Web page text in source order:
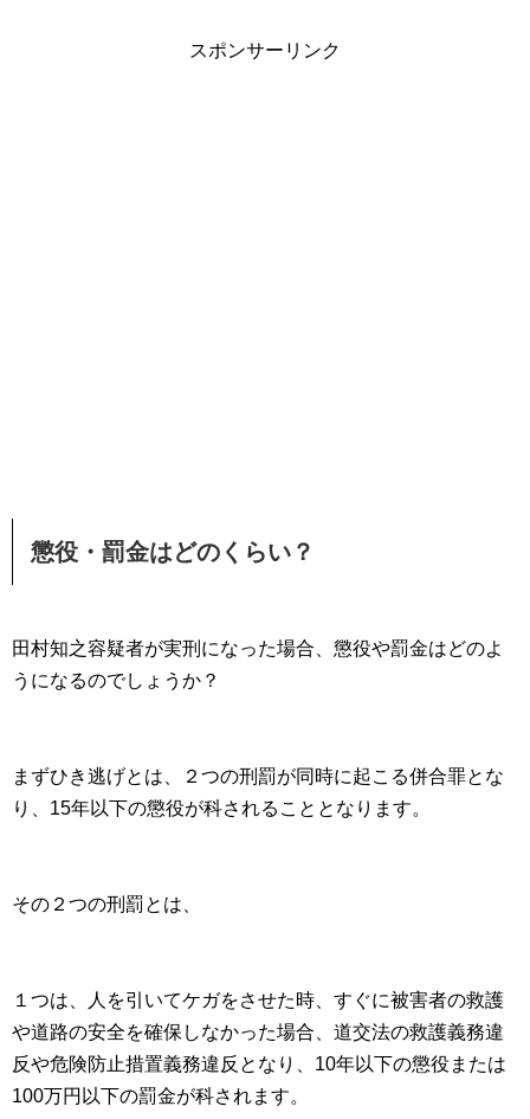
スポンサーリンク
懲役・罰金はどのくらい？
田村知之容疑者が実刑になった場合、懲役や罰金はどのよ
うになるのでしょうか？
まずひき逃げとは、２つの刑罰が同時に起こる併合罪とな
り、15年以下の懲役が科されることとなります。
その２つの刑罰とは、
１つは、人を引いてケガをさせた時、すぐに被害者の救護
や道路の安全を確保しなかった場合、道交法の救護義務違
反や危険防止措置義務違反となり、10年以下の懲役または
100万円以下の罰金が科されます。